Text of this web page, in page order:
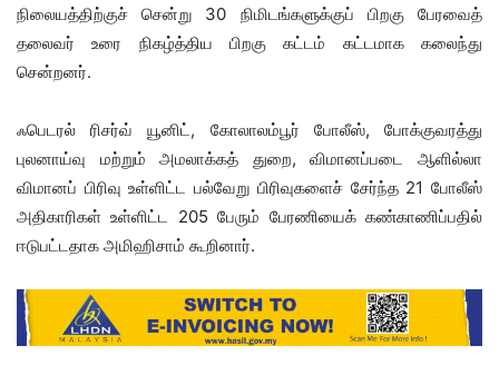
நிலையத்திற்குச் சென்று 30 நிமிடங்களுக்குப் பிறகு பேரவைத்
தலைவர் உரை நிகழ்த்திய பிறகு கட்டம் கட்டமாக கலைந்து
சென்றனர்.
ஃபெடரல் ரிசர்வ் யூனிட், கோலாலம்பூர் போலீஸ், போக்குவரத்து
புலனாய்வு மற்றும் அமலாக்கத் துறை, விமானப்படை ஆளில்லா
விமானப் பிரிவு உள்ளிட்ட பல்வேறு பிரிவுகளைச் சேர்ந்த 21 போலீஸ்
அதிகாரிகள் உள்ளிட்ட 205 பேரும் பேரணியைக் கண்காணிப்பதில்
ஈடுபட்டதாக அமிஹிசாம் கூறினார்.